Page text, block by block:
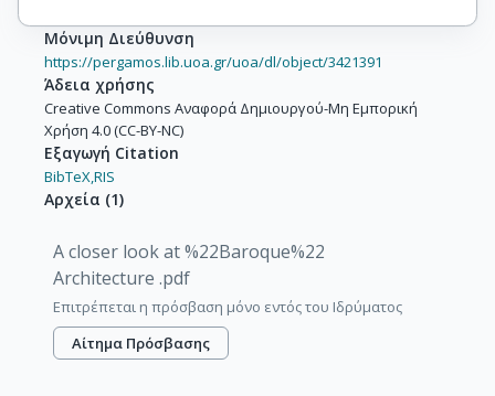
Μόνιμη Διεύθυνση
https://pergamos.lib.uoa.gr/uoa/dl/object/3421391
Άδεια χρήσης
Creative Commons Αναφορά Δημιουργού-Μη Εμπορική
Χρήση 4.0 (CC-BY-NC)
Εξαγωγή Citation
BibTeX,RIS
Αρχεία (1)
A closer look at %22Baroque%22
Architecture .pdf
Επιτρέπεται η πρόσβαση μόνο εντός του Ιδρύματος
Αίτημα Πρόσβασης